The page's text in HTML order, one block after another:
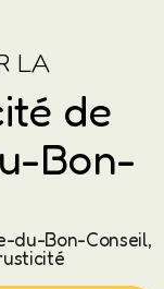
LA
de
Bon-
du-Bon-Conseil,